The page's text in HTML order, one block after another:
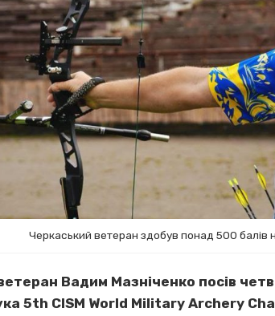
Черкаський ветеран здобув понад 500 балів
Вадим Мазніченко посів
5th CISM World Military Archery